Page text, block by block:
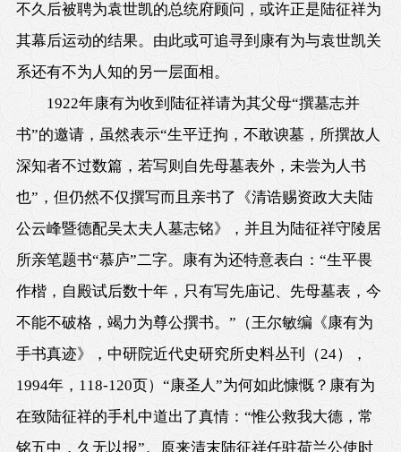
不久后被聘为袁世凯的总统府顾问，或许正是陆征祥为
其幕后运动的结果。由此或可追寻到康有为与袁世凯关
系还有不为人知的另一层面相。
1922年康有为收到陆征祥请为其父母“撰墓志并
书”的邀请，虽然表示“生平迂拘，不敢谀墓，所撰故人
深知者不过数篇，若写则自先母墓表外，未尝为人书
也”，但仍然不仅撰写而且亲书了《清诰赐资政大夫陆
公云峰暨德配吴太夫人墓志铭》，并且为陆征祥守陵居
所亲笔题书“慕庐”二字。康有为还特意表白：“生平畏
作楷，自殿试后数十年，只有写先庙记、先母墓表，今
不能不破格，竭力为尊公撰书。”（王尔敏编《康有为
手书真迹》，中研院近代史研究所史料丛刊（24），
1994年，118-120页）“康圣人”为何如此慷慨？康有为
在致陆征祥的手札中道出了真情：“惟公救我大德，常
铭五中，久无以报”。原来清末陆征祥任驻荷兰公使时